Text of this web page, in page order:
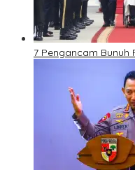
7 Pengancam Bunuh